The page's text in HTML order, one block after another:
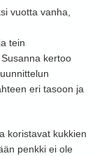
vuotta vanha,
tein
kertoo
eri tasoon ja
koristavat kukkien
penkki ei ole